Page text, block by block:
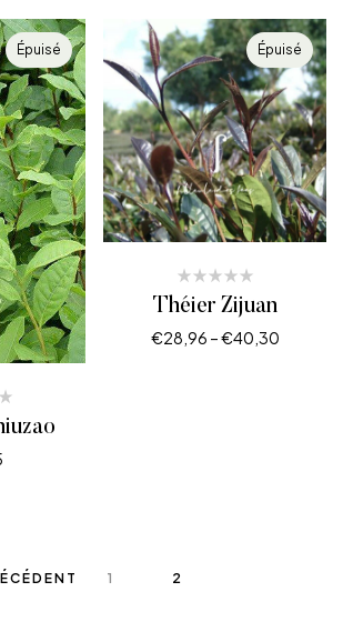
Épuisé Épuisé
Théier Zijuan
€28,96 –€40,30
1 2